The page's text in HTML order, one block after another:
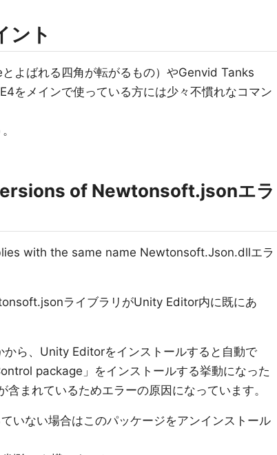
ント
よばれる四角が転がるもの）やGenvid Tanks
をメインで使っている方には少々不慣れなコマン
of Newtonsoft.jsonエラ
with the same name Newtonsoft.Json.dllエラ
ライブラリがUnity Editor内に既にあ
ら、Unity Editorをインストールすると自動で
package」をインストールする挙動になった
まれているためエラーの原因になっています。
いない場合はこのパッケージをアンインストール